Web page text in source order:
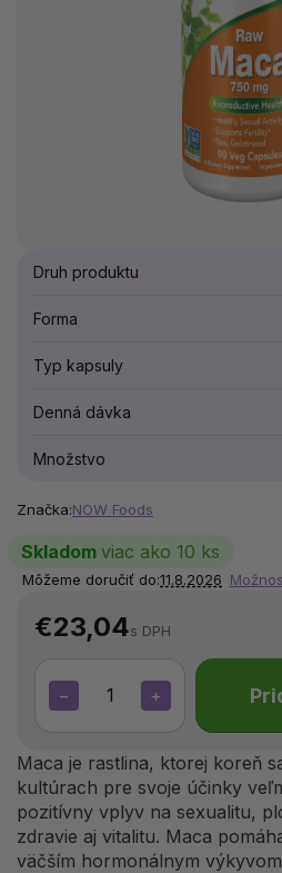
€23,04s DPH
+
−
Maca je rastlina, ktorej koreň
kultúrach pre svoje účinky
pozitívny vplyv na sexualitu,
zdravie aj vitalitu. Maca
väčším hormonálnym
Značka:NOW Foods
Druh produktu
Forma
Typ kapsuly
Denná dávka
Množstvo
Skladom viac ako 10 ks
Môžeme doručiť do:11.8.2026